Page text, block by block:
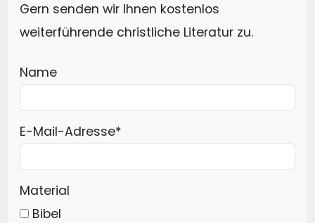
Gern senden wir Ihnen kostenlos
weiterführende christliche Literatur zu.
Name
E-Mail-Adresse*
Material
Bibel